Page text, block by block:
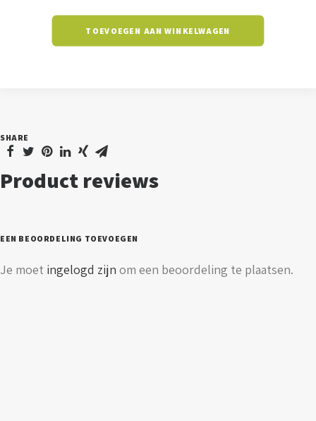
TOEVOEGEN AAN WINKELWAGEN
SHARE
Product reviews
EEN BEOORDELING TOEVOEGEN
Je moet ingelogd zijn om een beoordeling te plaatsen.